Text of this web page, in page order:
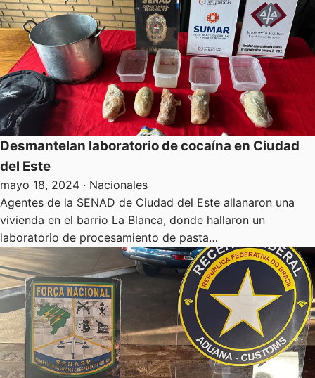
Desmantelan laboratorio de cocaína en Ciudad
del Este
mayo 18, 2024 · Nacionales
Agentes de la SENAD de Ciudad del Este allanaron una
vivienda en el barrio La Blanca, donde hallaron un
laboratorio de procesamiento de pasta…